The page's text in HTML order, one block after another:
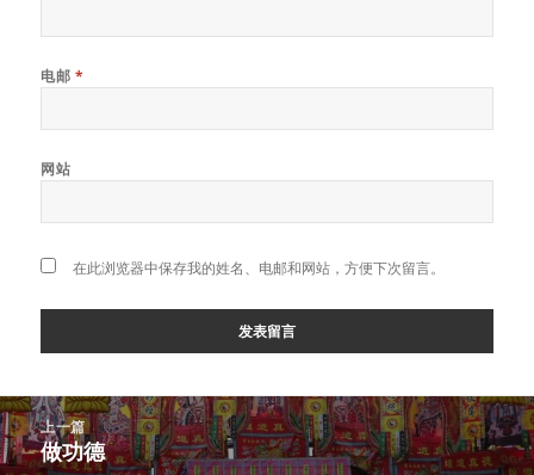
电邮 *
网站
在此浏览器中保存我的姓名、电邮和网站，方便下次留言。
Post
navigation
上一篇
上
做功德